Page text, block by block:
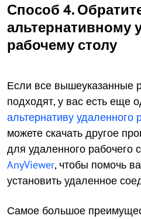
Способ 4.
альтернативному
рабочему столу
Если все вышеуказанные
подходят, у вас есть еще
альтернативу удаленного
можете скачать другое
для удаленного рабочего
AnyViewer, чтобы помочь
установить удаленное
Самое большое